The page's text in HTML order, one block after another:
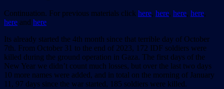
Continuation. For previous materials click here, here, here, here,
here and here
Its already started the 4th month since that terrible day of October
7th. From October 31 to the end of 2023, 172 IDF soldiers were
killed during the ground operation in Gaza. The first days of the
New Year we didn’t count much losses, but over the last two days
10 more names were added, and in total on the morning of January
11, 97 days since the war started, 185 soldiers were killed.